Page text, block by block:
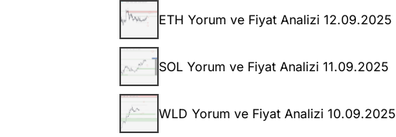
ETH Yorum ve Fiyat Analizi 12.09.2025
SOL Yorum ve Fiyat Analizi 11.09.2025
WLD Yorum ve Fiyat Analizi 10.09.2025